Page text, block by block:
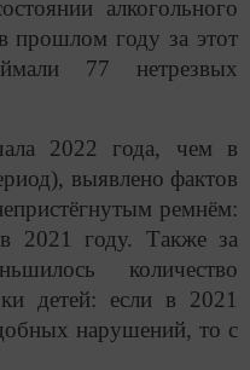
алкогольного
прошлом году за этот
77 нетрезвых
2022 года, чем в
выявлено фактов
ремнём:
2021 году. Также за
количество
детей: если в 2021
нарушений, то с